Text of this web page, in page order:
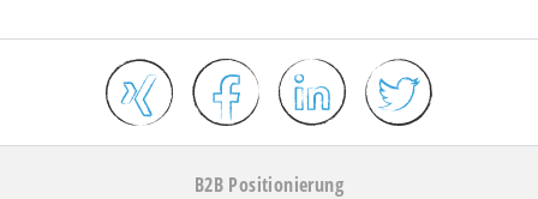
B2B Positionierung